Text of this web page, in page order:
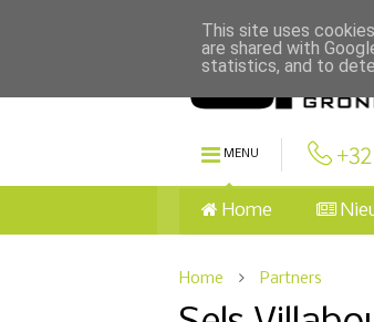
MENU
Home
Home Partners
This site uses
are shared with
statistics, and to